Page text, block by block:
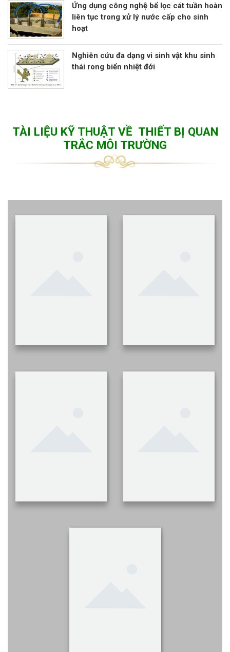
Ứng dụng công nghệ bể lọc cát tuần hoàn
liên tục trong xử lý nước cấp cho sinh
hoạt
Nghiên cứu đa dạng vi sinh vật khu sinh
thái rong biển nhiệt đới
TÀI LIỆU KỸ THUẬT VỀ THIẾT BỊ QUAN
TRẮC MÔI TRƯỜNG